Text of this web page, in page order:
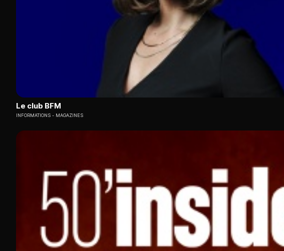
Le club BFM
INFORMATIONS MAGAZINES